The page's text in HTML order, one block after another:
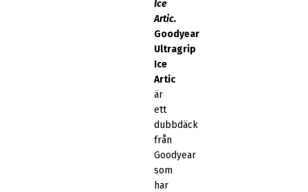
Ice
Artic.
Goodyear
Ultragrip
Ice
Artic
är
ett
dubbdäck
från
Goodyear
som
har